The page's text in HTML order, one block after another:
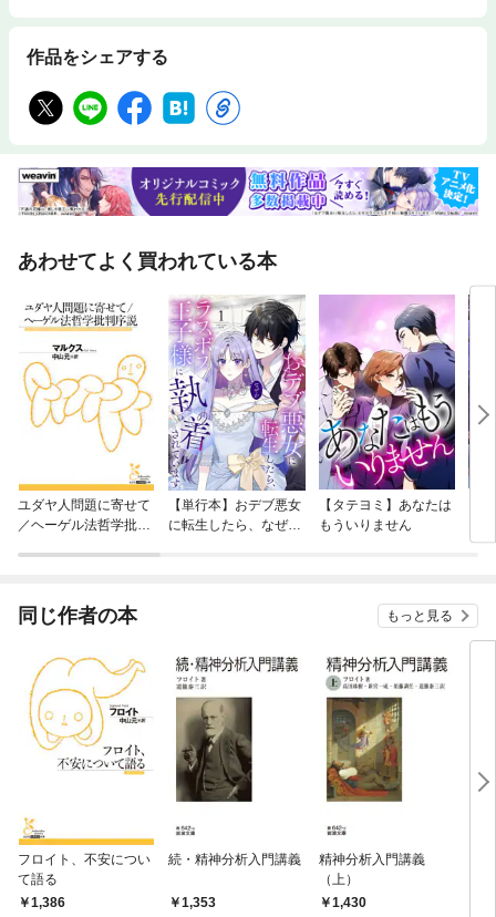
作品をシェアする
あわせてよく買われている本
ユダヤ人問題に寄せて
／ヘーゲル法哲学批判
【単行本】おデブ悪女
に転生したら、なぜか
【タテヨミ】あなたは
もういりません
同じ作者の本 もっと見る
フロイト、不安につい
て語る
1,386
続・精神分析入門講義
1,353
精神分析入門講義
（上）
1,430